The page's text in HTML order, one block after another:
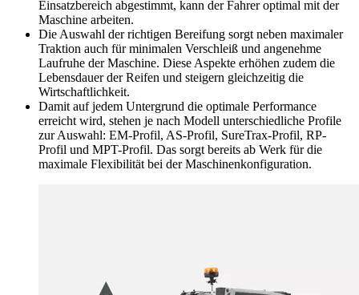
Einsatzbereich abgestimmt, kann der Fahrer optimal mit der
Maschine arbeiten.
Die Auswahl der richtigen Bereifung sorgt neben maximaler
Traktion auch für minimalen Verschleiß und angenehme
Laufruhe der Maschine. Diese Aspekte erhöhen zudem die
Lebensdauer der Reifen und steigern gleichzeitig die
Wirtschaftlichkeit.
Damit auf jedem Untergrund die optimale Performance
erreicht wird, stehen je nach Modell unterschiedliche Profile
zur Auswahl: EM-Profil, AS-Profil, SureTrax-Profil, RP-
Profil und MPT-Profil. Das sorgt bereits ab Werk für die
maximale Flexibilität bei der Maschinenkonfiguration.